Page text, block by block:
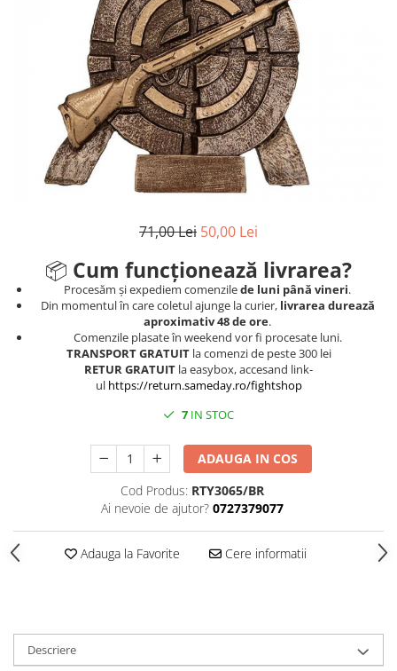
Tenis de camp
Tenis de Masa
Alte ramuri sportive
Cupe economice
Accesorii Cupe
Personalizari Cupe
Medalii Tematice
Medalii Non-Tematice
Accesorii Medalii
Medalii Personalizate
Personalizari Medalii
Trofee
Trofee Acril
Trofee Metalice
Trofee Sticla
71,00 Lei 50,00 Lei
📦 Cum funcționează livrarea?
Procesăm și expediem comenzilede luni până vineri.
Din momentul în care coletul ajunge la curier, livrarea durează
aproximativ 48 de ore.
Comenzile plasate în weekend vor fi procesate luni.
TRANSPORT GRATUITla comenzi de peste 300 lei
RETUR GRATUIT la easybox, accesand link-
ul https://return.sameday.ro/fightshop
7 IN STOC
ADAUGA IN COS
Cod Produs: RTY3065/BR
Ai nevoie de ajutor? 0727379077
Adauga la Favorite Cere informatii
Descriere